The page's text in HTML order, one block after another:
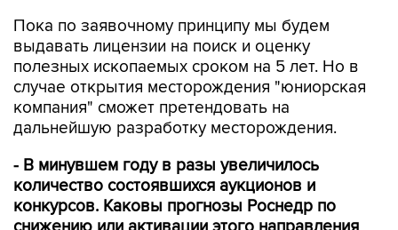
Пока по заявочному принципу мы будем
выдавать лицензии на поиск и оценку
полезных ископаемых сроком на 5 лет. Но в
случае открытия месторождения "юниорская
компания" сможет претендовать на
дальнейшую разработку месторождения.
- В минувшем году в разы увеличилось
количество состоявшихся аукционов и
конкурсов. Каковы прогнозы Роснедр по